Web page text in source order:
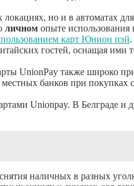
но и в автоматах
личном опыте использования
карт Юнион пэй
гостей, оснащая ими
UnionPay также широко
банков при покупках
Unionpay. В Белграде
наличных в разных